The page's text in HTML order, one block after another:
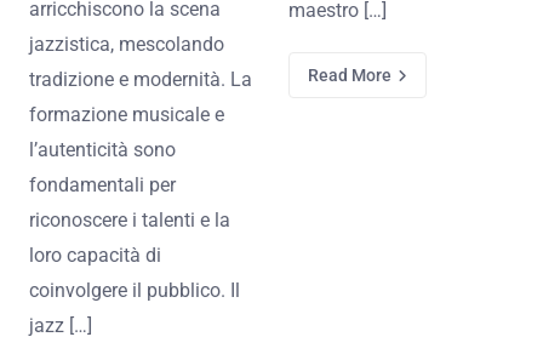
arricchiscono la scena
jazzistica, mescolando
tradizione e modernità. La
formazione musicale e
l’autenticità sono
fondamentali per
riconoscere i talenti e la
loro capacità di
coinvolgere il pubblico. Il
jazz […]
maestro […]
Read More